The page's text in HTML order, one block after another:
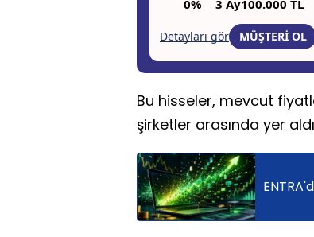
Bu hisseler, mevcut
şirketler arasında yer